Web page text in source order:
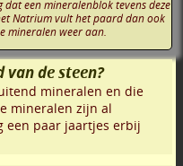
een mineralenblok tevens deze
Natrium vult het paard dan ook
mineralen weer aan.
van de steen?
mineralen en die
mineralen zijn al
een paar jaartjes erbij